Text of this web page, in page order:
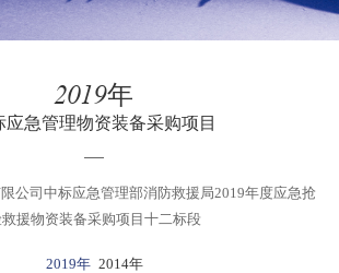
2019年
应急管理物资装备采购项目
公司中标应急管理部消防救援局2019年度应急抢
援物资装备采购项目十二标段
2019年 2014年